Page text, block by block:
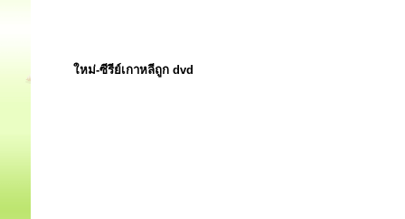
ใหม่-ซีรีย์เกาหลีถูก dvd